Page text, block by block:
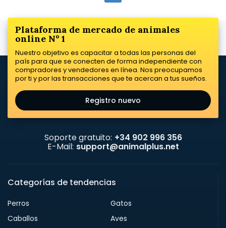
Plataforma de mercado de animales
online Nº 1
Nuestro objetivo es capacitar a todas las personas del
país para que se conecten de forma independiente con
compradores y vendedores en línea. Nos preocupamos
por ti y por las transacciones que te acercan a tus sueños.
Registro nuevo
Soporte gratuito: +34 902 996 356
E-Mail: support@animalplus.net
Categorías de tendencias
Perros
Gatos
Caballos
Aves